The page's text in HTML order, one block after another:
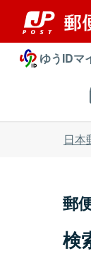
ゆうIDマ
日本
郵
検